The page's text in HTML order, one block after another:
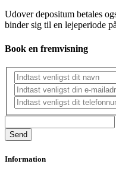
Udover depositum betales
binder sig til en lejeperiode
Book en fremvisning
Information